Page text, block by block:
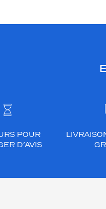
POUR
D’AVIS